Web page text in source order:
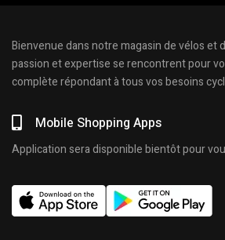
Bienvenue dans notre magasin de vélos et
passion et expertise se rencontrent pour
complète répondant à tous vos besoins
Mobile Shopping Apps
Application sera disponible bientôt pour